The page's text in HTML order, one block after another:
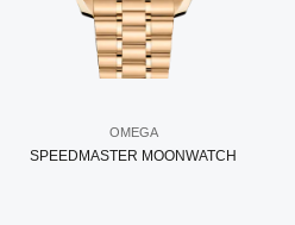
OMEGA
SPEEDMASTER MOONWATCH